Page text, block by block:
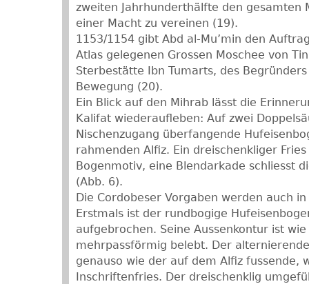
zweiten Jahrhunderthälfte den gesamten
einer Macht zu vereinen (19).
1153/1154 gibt Abd al-Mu’min den
Atlas gelegenen Grossen Moschee von
Sterbestätte Ibn Tumarts, des
Bewegung (20).
Ein Blick auf den Mihrab lässt die
Kalifat wiederaufleben: Auf zwei
Nischenzugang überfangende
rahmenden Alfiz. Ein dreischenkliger
Bogenmotiv, eine Blendarkade schliesst
(Abb. 6).
Die Cordobeser Vorgaben werden auch
Erstmals ist der rundbogige
aufgebrochen. Seine Aussenkontur ist
mehrpassförmig belebt. Der
genauso wie der auf dem Alfiz fussende,
Inschriftenfries. Der dreischenklig